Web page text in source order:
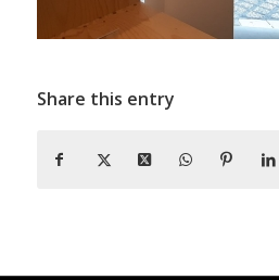
Share this entry